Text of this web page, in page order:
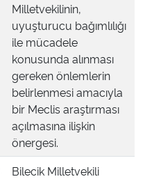
Milletvekilinin,
uyuşturucu bağımlılığı
ile mücadele
konusunda alınması
gereken önlemlerin
belirlenmesi amacıyla
bir Meclis araştırması
açılmasına ilişkin
önergesi.
Bilecik Milletvekili